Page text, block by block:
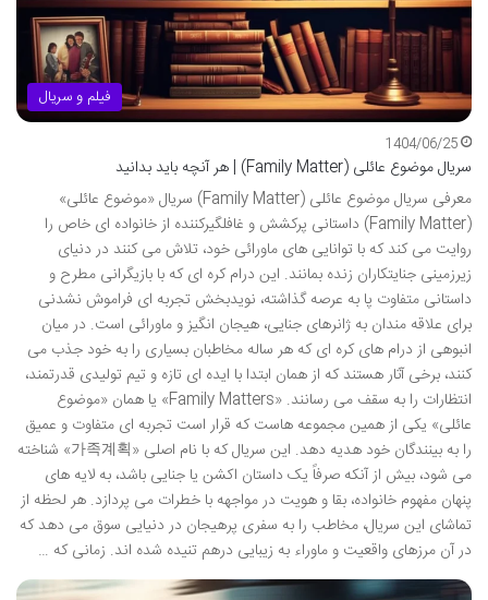
فیلم و سریال
1404/06/25
سریال موضوع عائلی (Family Matter) | هر آنچه باید بدانید
معرفی سریال موضوع عائلی (Family Matter) سریال «موضوع عائلی»
(Family Matter) داستانی پرکشش و غافلگیرکننده از خانواده ای خاص را
روایت می کند که با توانایی های ماورائی خود، تلاش می کنند در دنیای
زیرزمینی جنایتکاران زنده بمانند. این درام کره ای که با بازیگرانی مطرح و
داستانی متفاوت پا به عرصه گذاشته، نویدبخش تجربه ای فراموش نشدنی
برای علاقه مندان به ژانرهای جنایی، هیجان انگیز و ماورائی است. در میان
انبوهی از درام های کره ای که هر ساله مخاطبان بسیاری را به خود جذب می
کنند، برخی آثار هستند که از همان ابتدا با ایده ای تازه و تیم تولیدی قدرتمند،
انتظارات را به سقف می رسانند. «Family Matters» یا همان «موضوع
عائلی» یکی از همین مجموعه هاست که قرار است تجربه ای متفاوت و عمیق
را به بینندگان خود هدیه دهد. این سریال که با نام اصلی «가족계획» شناخته
می شود، بیش از آنکه صرفاً یک داستان اکشن یا جنایی باشد، به لایه های
پنهان مفهوم خانواده، بقا و هویت در مواجهه با خطرات می پردازد. هر لحظه از
تماشای این سریال، مخاطب را به سفری پرهیجان در دنیایی سوق می دهد که
در آن مرزهای واقعیت و ماوراء به زیبایی درهم تنیده شده اند. زمانی که …